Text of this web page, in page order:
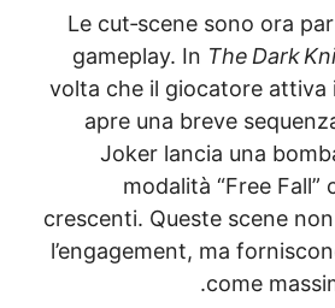
Le cut‑scene
gameplay. InThe
volta che il
apre una breve
Joker lancia
modalità
crescenti. Queste
l’engagement, ma